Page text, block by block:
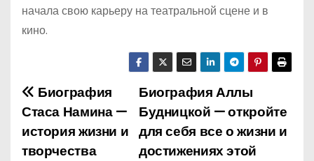
начала свою карьеру на театральной сцене и в
кино.
Н
а
Биография Аллы
Будницкой — откройте
для себя все о жизни и
достижениях этой
Биография
Стаса Намина —
история жизни и
творчества